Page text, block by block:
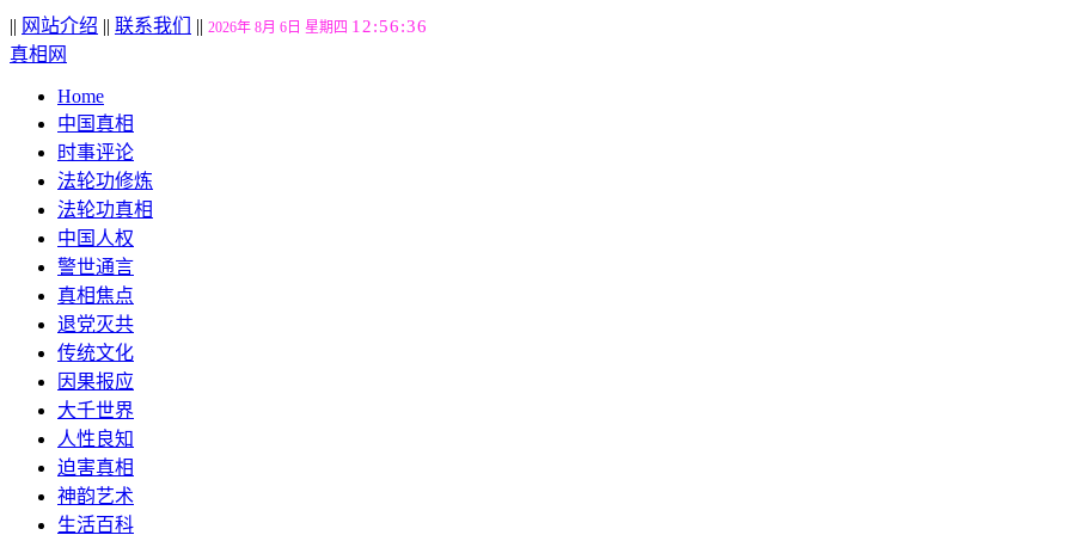
|| 网站介绍 || 联系我们 || 2026年 8月 6日 星期四 12:56:37
真相网
Home
中国真相
时事评论
法轮功修炼
法轮功真相
中国人权
警世通言
真相焦点
退党灭共
传统文化
因果报应
大千世界
人性良知
迫害真相
神韵艺术
生活百科